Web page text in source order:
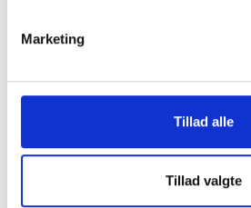
Marketing
Tillad alle
Tillad valgte